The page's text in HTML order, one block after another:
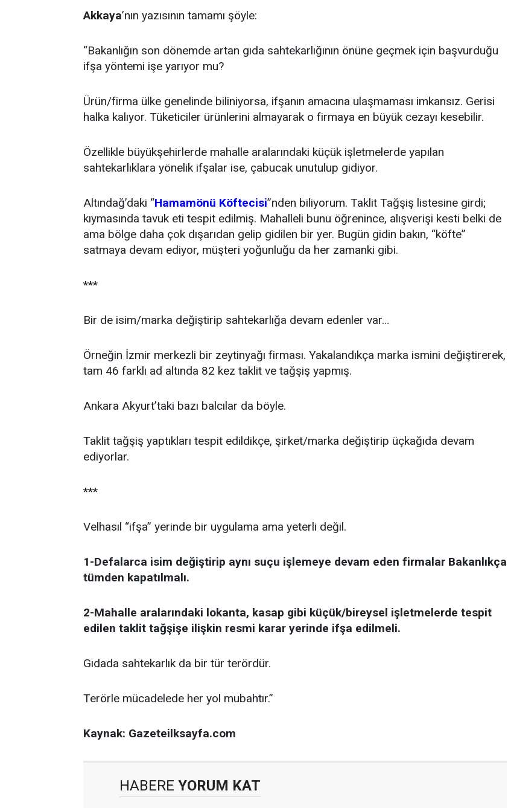
Akkaya’nın yazısının tamamı şöyle:
“Bakanlığın son dönemde artan gıda sahtekarlığının önüne geçmek için başvurduğu
ifşa yöntemi işe yarıyor mu?
Ürün/firma ülke genelinde biliniyorsa, ifşanın amacına ulaşmaması imkansız. Gerisi
halka kalıyor. Tüketiciler ürünlerini almayarak o firmaya en büyük cezayı kesebilir.
Özellikle büyükşehirlerde mahalle aralarındaki küçük işletmelerde yapılan
sahtekarlıklara yönelik ifşalar ise, çabucak unutulup gidiyor.
Altındağ’daki “Hamamönü Köftecisi”nden biliyorum. Taklit Tağşiş listesine girdi;
kıymasında tavuk eti tespit edilmiş. Mahalleli bunu öğrenince, alışverişi kesti belki de
ama bölge daha çok dışarıdan gelip gidilen bir yer. Bugün gidin bakın, “köfte”
satmaya devam ediyor, müşteri yoğunluğu da her zamanki gibi.
***
Bir de isim/marka değiştirip sahtekarlığa devam edenler var…
Örneğin İzmir merkezli bir zeytinyağı firması. Yakalandıkça marka ismini değiştirerek,
tam 46 farklı ad altında 82 kez taklit ve tağşiş yapmış.
Ankara Akyurt’taki bazı balcılar da böyle.
Taklit tağşiş yaptıkları tespit edildikçe, şirket/marka değiştirip üçkağıda devam
ediyorlar.
***
Velhasıl “ifşa” yerinde bir uygulama ama yeterli değil.
1-Defalarca isim değiştirip aynı suçu işlemeye devam eden firmalar Bakanlıkça
tümden kapatılmalı.
2-Mahalle aralarındaki lokanta, kasap gibi küçük/bireysel işletmelerde tespit
edilen taklit tağşişe ilişkin resmi karar yerinde ifşa edilmeli.
Gıdada sahtekarlık da bir tür terördür.
Terörle mücadelede her yol mubahtır.”
Kaynak: Gazeteilksayfa.com
HABERE YORUM KAT